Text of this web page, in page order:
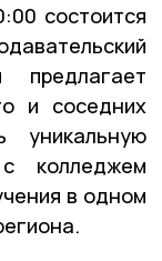
состоится
предлагает
и соседних
с колледжем
в одном